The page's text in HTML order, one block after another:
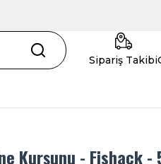
Sipariş Takibi
Kurşunu - Fishack -